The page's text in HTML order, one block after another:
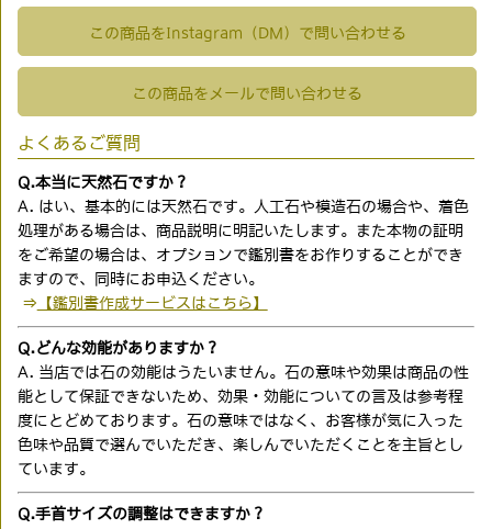
この商品をInstagram（DM）で問い合わせる
この商品をメールで問い合わせる
よくあるご質問
Q.本当に天然石ですか？
A. はい、基本的には天然石です。人工石や模造石の場合や、着色
処理がある場合は、商品説明に明記いたします。また本物の証明
をご希望の場合は、オプションで鑑別書をお作りすることができ
ますので、同時にお申込ください。
⇒ 【鑑別書作成サービスはこちら】
Q.どんな効能がありますか？
A. 当店では石の効能はうたいません。石の意味や効果は商品の性
能として保証できないため、効果・効能についての言及は参考程
度にとどめております。石の意味ではなく、お客様が気に入った
色味や品質で選んでいただき、楽しんでいただくことを主旨とし
ています。
Q.手首サイズの調整はできますか？